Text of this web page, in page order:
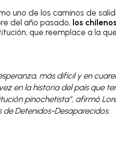
uno de los caminos de
del año pasado, los
que reemplace a la
más difícil y en
en la historia del país que
pinochetista”, afirmó
Detenidos-Desaparecidos.